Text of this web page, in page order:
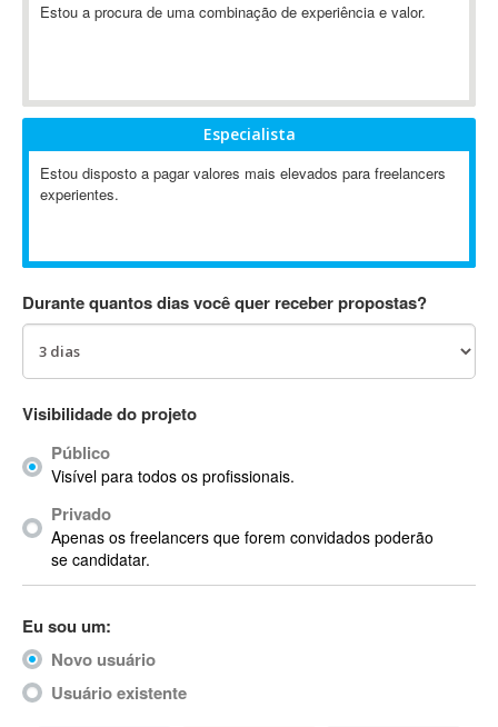
ABBYY FineReader
Ableton
Ableton Push
Abstract
AC3
ACID Pro
ACPI
Acrobat
Acrobat X
Acronis
ACT
Actimize
ActionScript
ActionScript 3
Estou a procura de uma combinação de experiência e valor.
Especialista
Estou disposto a pagar valores mais elevados para freelancers
experientes.
Durante quantos dias você quer receber propostas?
Visibilidade do projeto
Público
Visível para todos os profissionais.
Privado
Apenas os freelancers que forem convidados poderão
se candidatar.
Eu sou um:
Novo usuário
Usuário existente